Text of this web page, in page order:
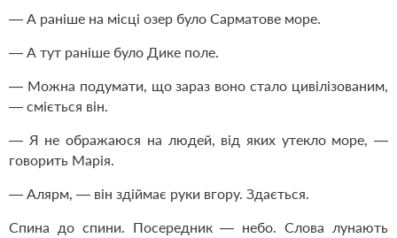
— А раніше на місці озер було Сарматове море.
— А тут раніше було Дике поле.
— Можна подумати, що зараз воно стало цивілізованим,
— сміється він.
— Я не ображаюся на людей, від яких утекло море, —
говорить Марія.
— Алярм, — він здіймає руки вгору. Здається.
Спина до спини. Посередник — небо. Слова лунають